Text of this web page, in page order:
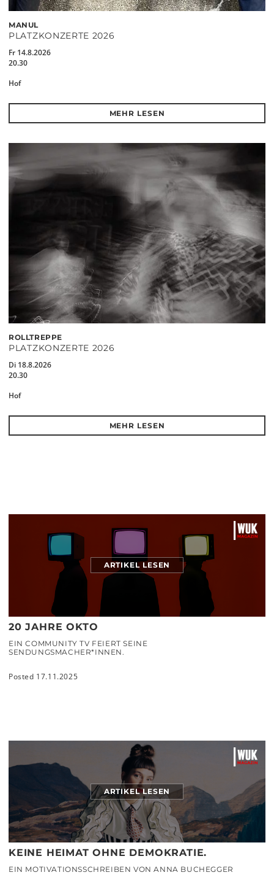
MANUL
PLATZKONZERTE 2026
Fr 14.8.2026
20.30
Hof
MEHR LESEN
ROLLTREPPE
PLATZKONZERTE 2026
Di 18.8.2026
20.30
Hof
MEHR LESEN
ARTIKEL LESEN
20 JAHRE OKTO
EIN COMMUNITY TV FEIERT SEINE
SENDUNGSMACHER*INNEN.
Posted 17.11.2025
ARTIKEL LESEN
KEINE HEIMAT OHNE DEMOKRATIE.
EIN MOTIVATIONSSCHREIBEN VON ANNA BUCHEGGER